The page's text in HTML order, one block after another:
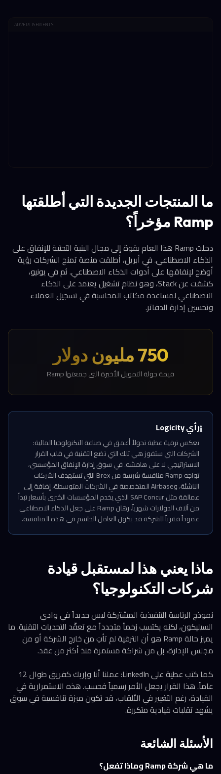
ADVERTISEMENTS
ما المنتجات الجديدة التي أطلقتها
Ramp مؤخراً؟
دخلت Ramp هذا العام بقوة إلى مجال البنية التحتية للإنفاق على
الذكاء الاصطناعي. في أبريل، أطلقت منصة تمنح الشركات رؤية
أوضح لإنفاقها على أدوات الذكاء الاصطناعي. ثم في يونيو،
كشفت عن Stack، وهو نظام تشغيل يعتمد على الذكاء
الاصطناعي لمساعدة مكاتب المحاسبة في تسجيل العملاء
وتحسين إدارة الدفاتر.
750 مليون دولار
قيمة جولة التمويل الأخيرة التي جمعتها Ramp
ℹ️رأي Logicity
تعكس ترقية عطية تحولاً أعمق في صناعة التكنولوجيا المالية:
الشركات التي ستفوز هي تلك التي تضع التقنية في قلب القرار
الاستراتيجي لا على هامشه. في سوق إدارة الإنفاق المؤسسي،
تواجه Ramp منافسة شرسة من Brex التي تستهدف الشركات
الناشئة، وAirbase المتخصصة في الشركات المتوسطة، إضافة إلى
عمالقة مثل SAP Concur الذي يخدم المؤسسات الكبرى بأسعار تبدأ
من آلاف الدولارات شهرياً. رهان Ramp على جعل الذكاء الاصطناعي
عموداً فقرياً للشركة قد يكون العامل الحاسم في هذه المنافسة.
ماذا يعني هذا لمستقبل قيادة
شركات التكنولوجيا؟
نموذج الرئاسة التنفيذية المشتركة ليس جديداً في وادي
السيليكون، لكنه يكتسب زخماً متجدداً مع تعقّد التحديات التقنية. ما
يميز حالة Ramp هو أن الترقية لم تأتِ من خارج الشركة أو من
مجلس الإدارة، بل من شراكة مستمرة منذ أكثر من عقد.
كما كتب عطية على LinkedIn: عملنا أنا وإريك كفريق طوال 12
عاماً. هذا القرار يجعل الأمر رسمياً فحسب. هذه الاستمرارية في
القيادة، رغم التغيير في الألقاب، قد تكون ميزة تنافسية في سوق
يشهد تقلبات قيادية متكررة.
الأسئلة الشائعة
ما هي شركة Ramp وماذا تفعل؟